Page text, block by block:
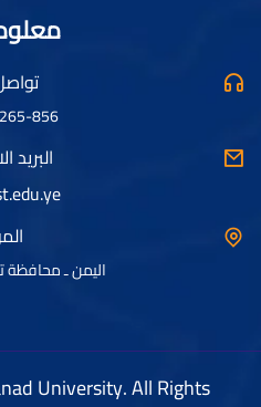
856 967+
البريد
اليمن ـ محافظة
University. All Rights